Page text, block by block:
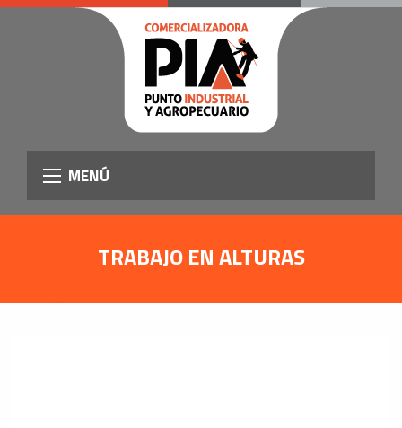
MENÚ
TRABAJO EN ALTURAS